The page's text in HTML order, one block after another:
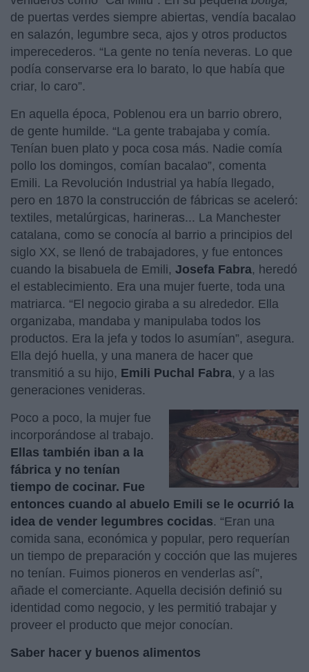
de puertas verdes siempre abiertas, vendía bacalao
en salazón, legumbre seca, ajos y otros productos
imperecederos. “La gente no tenía neveras. Lo que
podía conservarse era lo barato, lo que había que
criar, lo caro”.
En aquella época, Poblenou era un barrio obrero,
de gente humilde. “La gente trabajaba y comía.
Tenían buen plato y poca cosa más. Nadie comía
pollo los domingos, comían bacalao”, comenta
Emili. La Revolución Industrial ya había llegado,
pero en 1870 la construcción de fábricas se aceleró:
textiles, metalúrgicas, harineras... La Manchester
catalana, como se conocía al barrio a principios del
siglo XX, se llenó de trabajadores, y fue entonces
cuando la bisabuela de Emili, Josefa Fabra, heredó
el establecimiento. Era una mujer fuerte, toda una
matriarca. “El negocio giraba a su alrededor. Ella
organizaba, mandaba y manipulaba todos los
productos. Era la jefa y todos lo asumían”, asegura.
Ella dejó huella, y una manera de hacer que
transmitió a su hijo, Emili Puchal Fabra, y a las
generaciones venideras.
Poco a poco, la mujer fue
incorporándose al trabajo.
Ellas también iban a la
fábrica y no tenían
tiempo de cocinar. Fue
entonces cuando al abuelo Emili se le ocurrió la
idea de vender legumbres cocidas. “Eran una
comida sana, económica y popular, pero requerían
un tiempo de preparación y cocción que las mujeres
no tenían. Fuimos pioneros en venderlas así”,
añade el comerciante. Aquella decisión definió su
identidad como negocio, y les permitió trabajar y
proveer el producto que mejor conocían.
Saber hacer y buenos alimentos